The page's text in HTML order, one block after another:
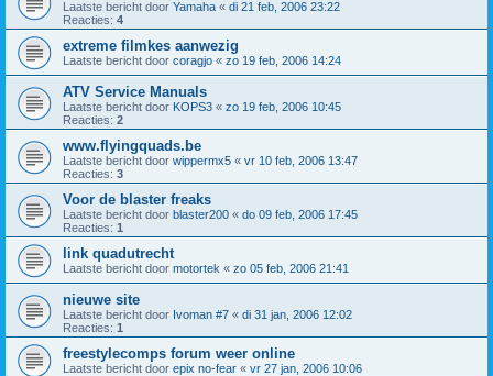
Laatste bericht door Yamaha « di 21 feb, 2006 23:22
Reacties: 4
extreme filmkes aanwezig
Laatste bericht door coragjo « zo 19 feb, 2006 14:24
ATV Service Manuals
Laatste bericht door KOPS3 « zo 19 feb, 2006 10:45
Reacties: 2
www.flyingquads.be
Laatste bericht door wippermx5 « vr 10 feb, 2006 13:47
Reacties: 3
Voor de blaster freaks
Laatste bericht door blaster200 « do 09 feb, 2006 17:45
Reacties: 1
link quadutrecht
Laatste bericht door motortek « zo 05 feb, 2006 21:41
nieuwe site
Laatste bericht door Ivoman #7 « di 31 jan, 2006 12:02
Reacties: 1
freestylecomps forum weer online
Laatste bericht door epix no-fear « vr 27 jan, 2006 10:06